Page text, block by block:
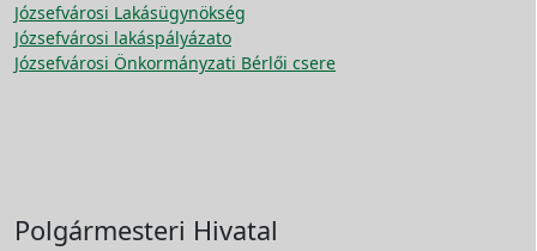
Józsefvárosi Lakásügynökség
Józsefvárosi lakáspályázato
Józsefvárosi Önkormányzati Bérlői csere
Polgármesteri Hivatal